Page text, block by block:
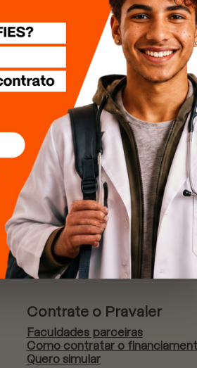
Contrate o Pravaler
Faculdades parceiras
Como contratar o
Quero simular